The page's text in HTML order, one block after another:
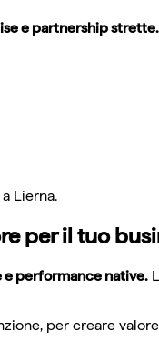
e partnership strette.
Lierna.
per il tuo
e performance native.
per creare